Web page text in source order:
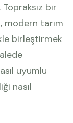
bir
tarım
birleştirmek
uyumlu
nasıl